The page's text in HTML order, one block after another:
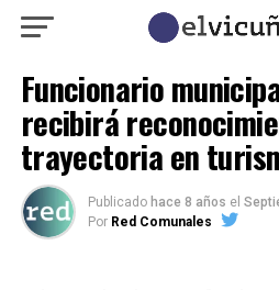
Funcionario
recibirá
trayectoria en
Publicado hace 8 años el
Por Red Comunales